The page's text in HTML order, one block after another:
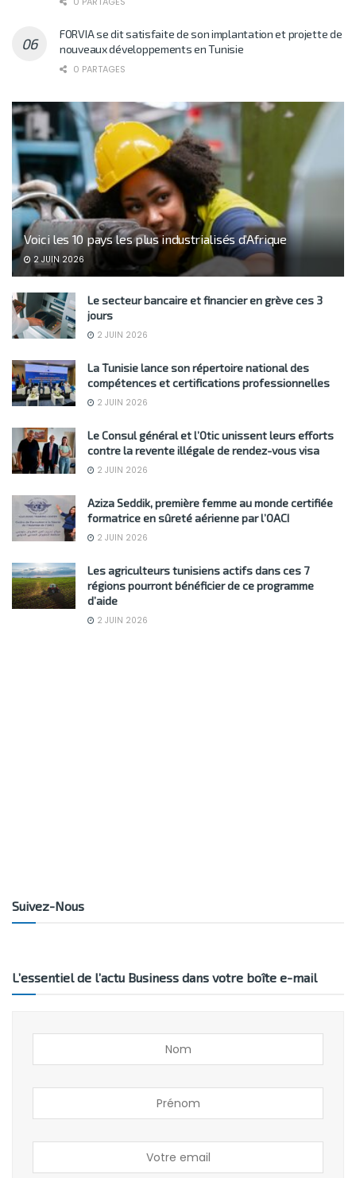
FORVIA se dit satisfaite de son implantation et projette de
nouveaux développements en Tunisie
0 PARTAGES
Voici les 10 pays les plus industrialisés d’Afrique
2 JUIN 2026
Le secteur bancaire et financier en grève ces 3
jours
2 JUIN 2026
La Tunisie lance son répertoire national des
compétences et certifications professionnelles
2 JUIN 2026
Le Consul général et l’Otic unissent leurs efforts
contre la revente illégale de rendez-vous visa
2 JUIN 2026
Aziza Seddik, première femme au monde certifiée
formatrice en sûreté aérienne par l’OACI
2 JUIN 2026
Les agriculteurs tunisiens actifs dans ces 7
régions pourront bénéficier de ce programme
d’aide
2 JUIN 2026
Suivez-Nous
L’essentiel de l’actu Business dans votre boîte e-mail